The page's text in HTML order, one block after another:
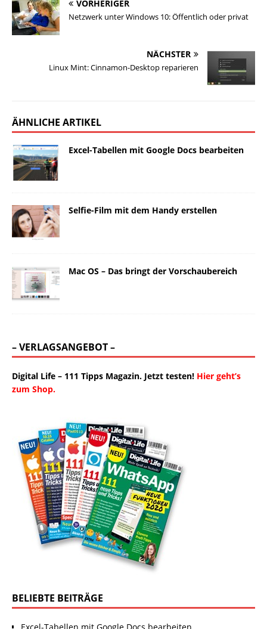
VORHERIGER
Netzwerk unter Windows 10: Öffentlich oder privat
NÄCHSTER
Linux Mint: Cinnamon-Desktop reparieren
ÄHNLICHE ARTIKEL
Excel-Tabellen mit Google Docs bearbeiten
Selfie-Film mit dem Handy erstellen
Mac OS – Das bringt der Vorschaubereich
– VERLAGSANGEBOT –
Digital Life – 111 Tipps Magazin. Jetzt testen! Hier geht’s
zum Shop.
BELIEBTE BEITRÄGE
Excel-Tabellen mit Google Docs bearbeiten